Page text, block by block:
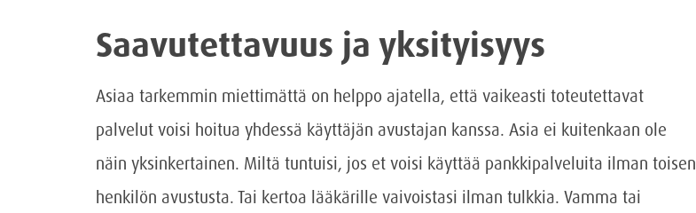
Saavutettavuus ja yksityisyys
Asiaa tarkemmin miettimättä on helppo ajatella, että vaikeasti toteutettavat
palvelut voisi hoitua yhdessä käyttäjän avustajan kanssa. Asia ei kuitenkaan ole
näin yksinkertainen. Miltä tuntuisi, jos et voisi käyttää pankkipalveluita ilman toisen
henkilön avustusta. Tai kertoa lääkärille vaivoistasi ilman tulkkia. Vamma tai